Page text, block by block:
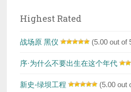
Highest Rated
战场原 黑仪 (5.00 out of
序·为什么不要出生在这个年代
新史-绿坝工程 (5.00 out